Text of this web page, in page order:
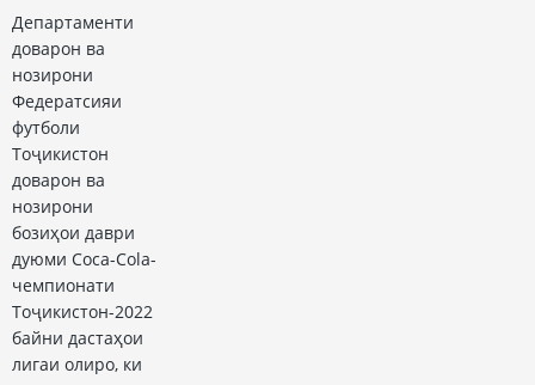
Департаменти
доварон ва
нозирони
Федератсияи
футболи
Тоҷикистон
доварон ва
нозирони
бозиҳои даври
дуюми Coca-Cola-
чемпионати
Тоҷикистон-2022
байни дастаҳои
лигаи олиро, ки